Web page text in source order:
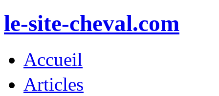
le-site-cheval.com
Accueil
Articles